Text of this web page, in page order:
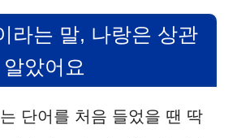
V
i
d
라는 말, 나랑은 상관
았어요
단어를 처음 들었을 땐 딱